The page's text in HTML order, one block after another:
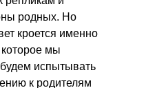
родных. Но
кроется именно
которое мы
испытывать
к родителям